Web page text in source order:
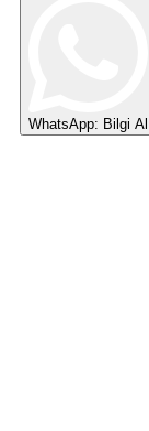
WhatsApp: Bilgi Al